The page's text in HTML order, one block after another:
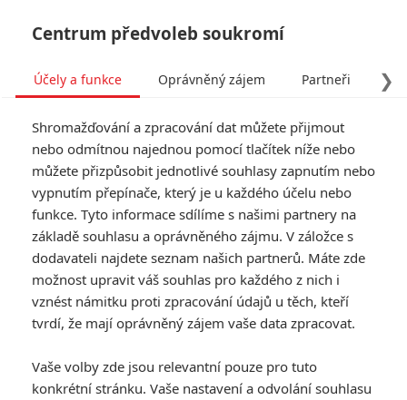
Starman: Brendan Fraser v
nové sci-fi poletí na Mars
Napsal:Petr Slavík - (Anarvin), 09.05.2026 22:53
KOMENTÁŘE 0
Centrum předvoleb soukromí
❯
Účely a funkce Oprávněný zájem Partneři
Shromažďování a zpracování dat můžete přijmout
nebo odmítnou najednou pomocí tlačítek níže nebo
můžete přizpůsobit jednotlivé souhlasy zapnutím nebo
vypnutím přepínače, který je u každého účelu nebo
funkce. Tyto informace sdílíme s našimi partnery na
základě souhlasu a oprávněného zájmu. V záložce s
dodavateli najdete seznam našich partnerů. Máte zde
možnost upravit váš souhlas pro každého z nich i
vznést námitku proti zpracování údajů u těch, kteří
tvrdí, že mají oprávněný zájem vaše data zpracovat.
Vaše volby zde jsou relevantní pouze pro tuto
konkrétní stránku. Vaše nastavení a odvolání souhlasu